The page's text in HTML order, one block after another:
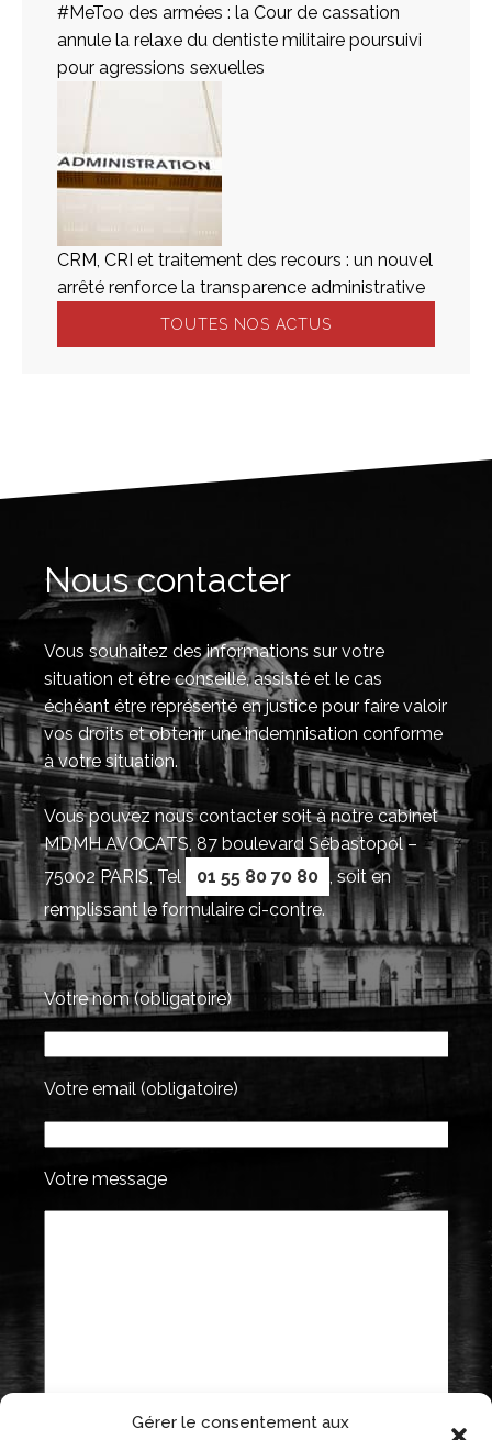
Gérer le consentement aux
#MeToo des armées : la Cour de cassation
annule la relaxe du dentiste militaire poursuivi
pour agressions sexuelles
CRM, CRI et traitement des recours : un nouvel
arrêté renforce la transparence administrative
TOUTES NOS ACTUS
Nous contacter
Vous souhaitez des informations sur votre
situation et être conseillé, assisté et le cas
échéant être représenté en justice pour faire valoir
vos droits et obtenir une indemnisation conforme
à votre situation.
Vous pouvez nous contacter soit à notre cabinet
MDMH AVOCATS, 87 boulevard Sébastopol –
75002 PARIS, Tel
01 55 80 70 80
, soit en
remplissant le formulaire ci-contre.
Votre nom (obligatoire)
Votre email (obligatoire)
Votre message